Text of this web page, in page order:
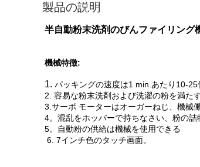
製品の説明
半自動粉末洗剤のびんファイリング
機械特徴:
1. パッキングの速度は1 min.あたり10-25
2. 容易な粉末洗剤および洗濯の粉を満たす
3.サーボ モーターはオーガーねじ、機械
4。混乱をホッパーで持ちなさい、粉の
5。自動粉の供給は機械を使用できる
6. 7インチ色のタッチ画面。